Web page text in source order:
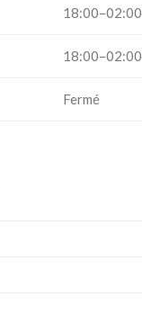
18:00–02:00
18:00–02:00
Fermé